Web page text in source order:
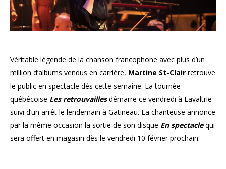
Véritable légende de la chanson francophone avec plus d’un
million d’albums vendus en carrière, Martine St-Clair retrouve
le public en spectacle dès cette semaine. La tournée
québécoise Les retrouvaillesdémarre ce vendredi à Lavaltrie
suivi d’un arrêt le lendemain à Gatineau. La chanteuse annonce
par la même occasion la sortie de son disque En spectaclequi
sera offert en magasin dès le vendredi 10 février prochain.